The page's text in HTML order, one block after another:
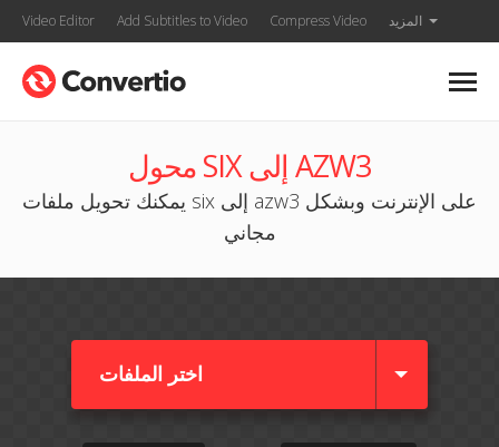
Video Editor Add Subtitles to Video Compress Video المزيد
محول SIX إلى AZW3
يمكنك تحويل ملفات six إلى azw3 على الإنترنت وبشكل
مجاني
اختر الملفات